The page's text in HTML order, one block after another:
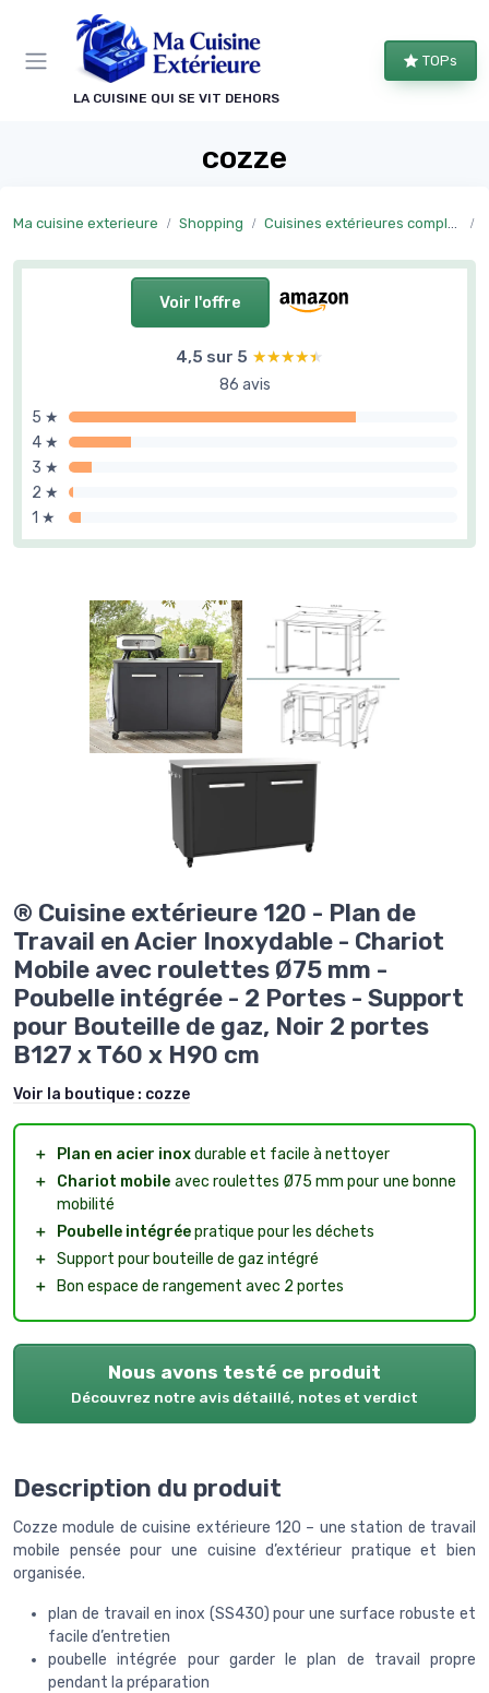
LA CUISINE QUI SE VIT DEHORS
TOPs
cozze
Ma cuisine exterieure Shopping Cuisines extérieures complètes
Voir l'offre
4,5 sur 5 ★★★★★
★★★★★
86 avis
5 ★
4 ★
3 ★
2 ★
1 ★
® Cuisine extérieure 120 - Plan de
Travail en Acier Inoxydable - Chariot
Mobile avec roulettes Ø75 mm -
Poubelle intégrée - 2 Portes - Support
pour Bouteille de gaz, Noir 2 portes
B127 x T60 x H90 cm
Voir la boutique : cozze
＋ Plan en acier inoxdurable et facile à nettoyer
＋
Chariot mobile avec roulettes Ø75 mm pour une bonne
mobilité
＋
Poubelle intégréepratique pour les déchets
＋ Support pour bouteille de gaz intégré
＋
Bon espace de rangement avec 2 portes
Nous avons testé ce produit
Découvrez notre avis détaillé, notes et verdict
Description du produit
Cozze module de cuisine extérieure 120 – une station de travail
mobile pensée pour une cuisine d’extérieur pratique et bien
organisée.
plan de travail en inox (SS430) pour une surface robuste et
facile d’entretien
poubelle intégrée pour garder le plan de travail propre
pendant la préparation
Panneau de gestion des cookies